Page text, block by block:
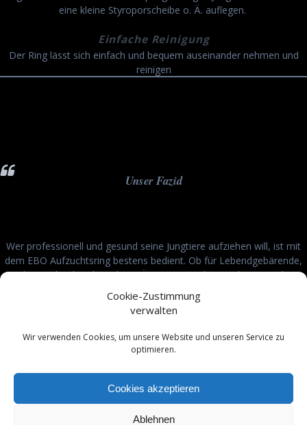
Cookie-Zustimmung
verwalten
Wir verwenden Cookies, um unsere Website und unseren Service zu
optimieren.
Cookies akzeptieren
Ablehnen
eine kleine Styroporscheibe o. Ä. auflegen.
Einfache Reinigung
Der Ring lässt sich einfach und bequem auseinander nehmen und
reinigen
Unser Fazid
Wer professionell und gesund seine Jungtiere aufziehen will, ist mit
dem EBO Aufzuchtsring bestens bedient. Ob für Lebendgebärende,
Welse, Malawibuntbarsche o. Ä. : Ein gesundes Wachstum ist hier
gesichert und das Geld bestens investiert!